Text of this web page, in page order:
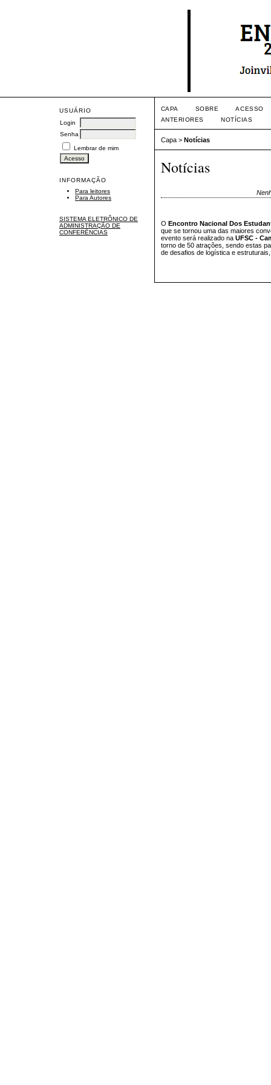
USUÁRIO
Login
Senha
Lembrar de mim
INFORMAÇÃO
Para leitores
Para Autores
SISTEMA ELETRÔNICO DE
ADMINISTRAÇÃO DE
CONFERÊNCIAS
CAPA SOBRE
ACESSO
ANTERIORES
NOTÍCIAS
Capa> Notícias
Notícias
O Encontro Nacional Dos
que se tornou uma das maiores
evento será realizado na UFSC -
torno de 50 atrações, sendo estas
de desafios de logística e